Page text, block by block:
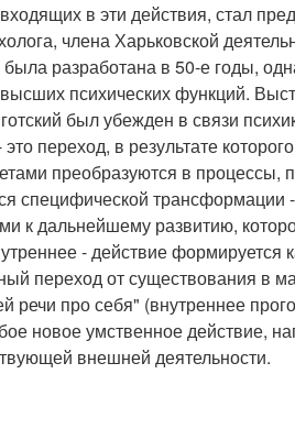
в эти действия, стал
члена Харьковской
разработана в 50-е годы,
психических функций.
был убежден в связи
переход, в результате
преобразуются в процессы,
специфической трансформации
к дальнейшему развитию,
- действие формируется
переход от существования в
про себя" (внутреннее
новое умственное действие,
внешней деятельности.